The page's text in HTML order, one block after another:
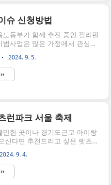
은 추석 당일을 포함해 이틀간
래는 추석 연휴 기간 영업하는
입니다.롯데백화점 본점, 잠실
는 추석 전날(16일)과 추석 당
간 휴점.롯데월드몰, 수지점, 김
점, 은평점은 정상 영업.산본점
휴점.꿀팁 : 만약 롯..
슈 신청방법
노동부가 함께 추진 중인 필리핀
범사업은 많은 가정에서 관심을
한 것으로 밝혀졌습니다. 필리
시범사업에 대한 신청방법과 최
이유를 분석 정리해 봤습니다.
방법필리핀 가사관리사 신청
조건신청자 및 배우자가 재직
중 만 12세 이하 자녀가 있거나,
선정 : 한부모, 다자녀, 맞벌이,
사 서비스를 신청하려면 서울
건을 충족해야 합니다. 이 서비..
2024. 9. 5.
런파크 서울 축제
만한 곳이나 경기도근교 아이랑
신다면 추천드리고 싶은 렛츠런
크 밤마실 축제는 가을밤의 낭
는 행사로, 다양한 프로그램과
니 렛츠런파크 서울 축제 기간에
2024. 9. 4.